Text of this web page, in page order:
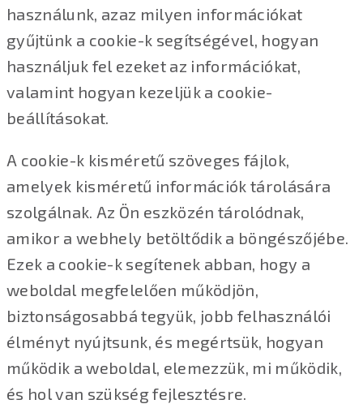
használunk, azaz milyen információkat
gyűjtünk a cookie-k segítségével, hogyan
használjuk fel ezeket az információkat,
valamint hogyan kezeljük a cookie-
beállításokat.
A cookie-k kisméretű szöveges fájlok,
amelyek kisméretű információk tárolására
szolgálnak. Az Ön eszközén tárolódnak,
amikor a webhely betöltődik a böngészőjébe.
Ezek a cookie-k segítenek abban, hogy a
weboldal megfelelően működjön,
biztonságosabbá tegyük, jobb felhasználói
élményt nyújtsunk, és megértsük, hogyan
működik a weboldal, elemezzük, mi működik,
és hol van szükség fejlesztésre.